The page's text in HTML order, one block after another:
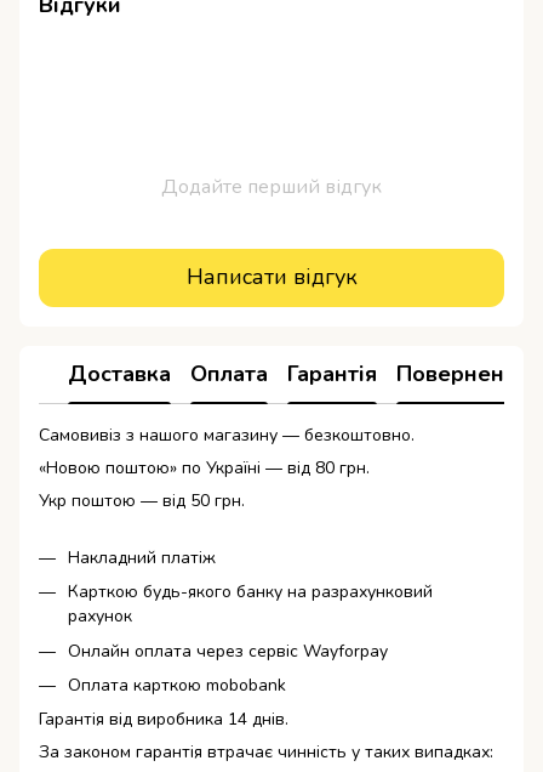
Додайте перший відгук
Написати відгук
Доставка Оплата Гарантія Повернення
Самовивіз з нашого магазину — безкоштовно.
«Новою поштою» по Україні — від 80 грн.
Укр поштою — від 50 грн.
Накладний платіж
Карткою будь-якого банку на разрахунковий
рахунок
Онлайн оплата через сервіс Wayforpay
Оплата карткою mobobank
Гарантія від виробника 14 днів.
За законом гарантія втрачає чинність у таких випадках: